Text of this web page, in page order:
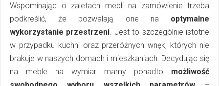
Wspominając o zaletach mebli na zamówienie trzeba
podkreślić, że pozwalają one na optymalne
wykorzystanie przestrzeni . Jest to szczególnie istotne
w przypadku kuchni oraz przeróżnych wnęk, których nie
brakuje w naszych domach i mieszkaniach. Decydując się
na meble na wymiar mamy ponadto możliwość